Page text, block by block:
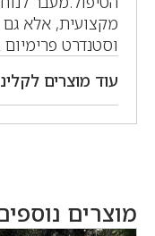
מקצועית, אלא
וסטנדרט פרימיום
עוד מוצרים
מוצרים